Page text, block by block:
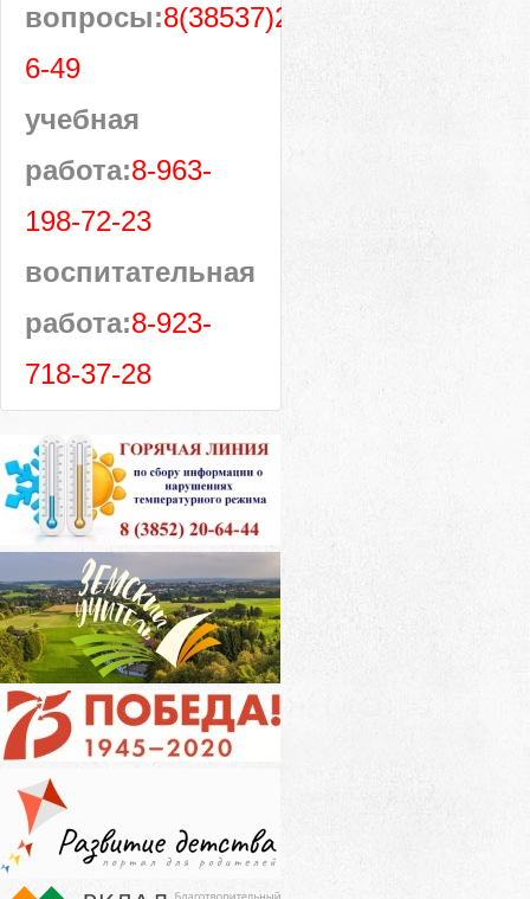
вопросы:8(38537)28-
6-49
учебная
работа:8-963-
198-72-23
воспитательная
работа:8-923-
718-37-28